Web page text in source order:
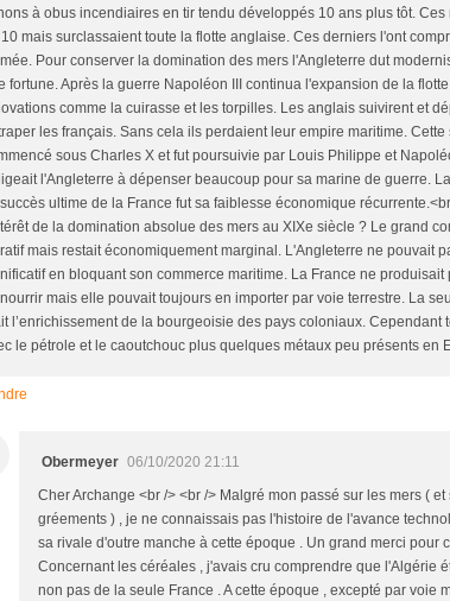
à obus incendiaires en tir tendu développés 10 ans plus tôt.
mais surclassaient toute la flotte anglaise. Ces derniers l'ont
Pour conserver la domination des mers l'Angleterre dut
fortune. Après la guerre Napoléon III continua l'expansion de la
comme la cuirasse et les torpilles. Les anglais suivirent et
les français. Sans cela ils perdaient leur empire maritime.
sous Charles X et fut poursuivie par Louis Philippe et
l'Angleterre à dépenser beaucoup pour sa marine de guerre.
ultime de la France fut sa faiblesse économique
de la domination absolue des mers au XIXe siècle ? Le grand
mais restait économiquement marginal. L'Angleterre ne pouvait
en bloquant son commerce maritime. La France ne
mais elle pouvait toujours en importer par voie terrestre. La
l’enrichissement de la bourgeoisie des pays coloniaux. Cependant
le pétrole et le caoutchouc plus quelques métaux peu présents en
Obermeyer 06/10/2020 21:11
Cher Archange <br /> <br /> Malgré mon passé sur les mers (
gréements ) , je ne connaissais pas l'histoire de l'avance
sa rivale d'outre manche à cette époque . Un grand merci pour
Concernant les céréales , j'avais cru comprendre que l'Algérie
non pas de la seule France . A cette époque , excepté par voie